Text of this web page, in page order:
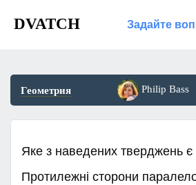
DVATCH Задайте
Геометрия Philip Bass
Яке з наведених тверджень
Протилежні сторони